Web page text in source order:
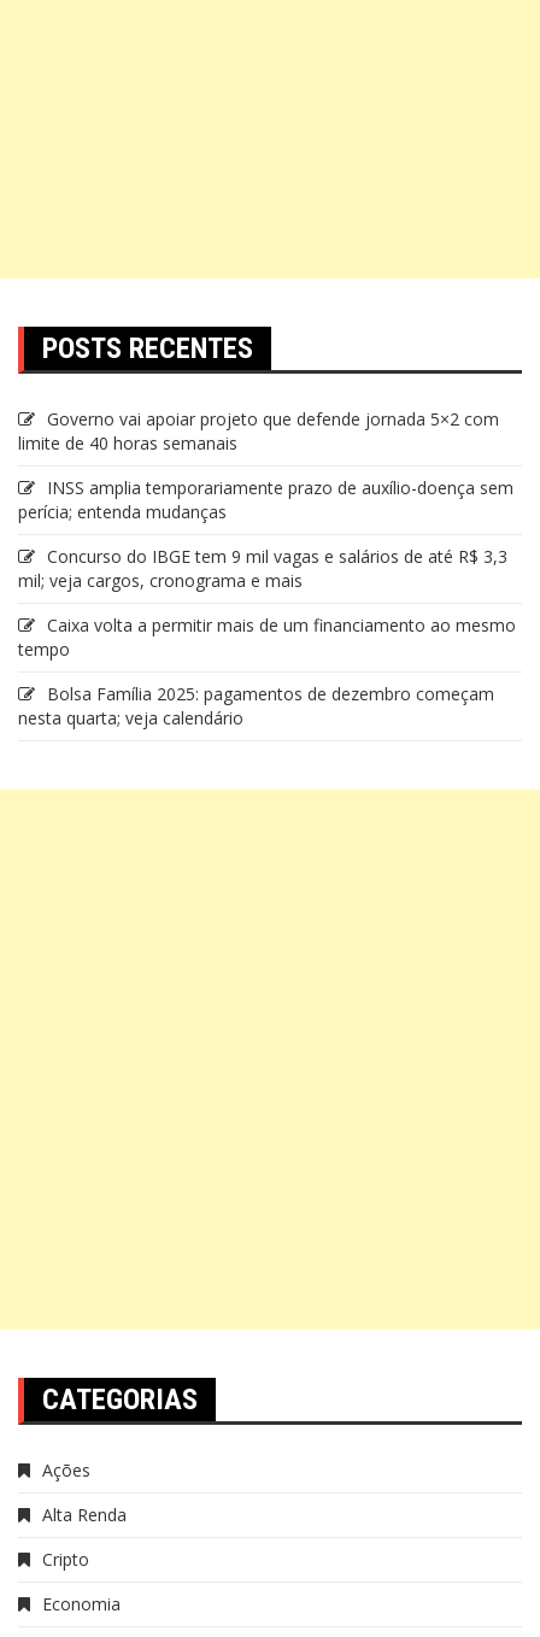
POSTS RECENTES
Governo vai apoiar projeto que defende jornada 5×2 com
limite de 40 horas semanais
INSS amplia temporariamente prazo de auxílio-doença sem
perícia; entenda mudanças
Concurso do IBGE tem 9 mil vagas e salários de até R$ 3,3
mil; veja cargos, cronograma e mais
Caixa volta a permitir mais de um financiamento ao mesmo
tempo
Bolsa Família 2025: pagamentos de dezembro começam
nesta quarta; veja calendário
CATEGORIAS
Ações
Alta Renda
Cripto
Economia